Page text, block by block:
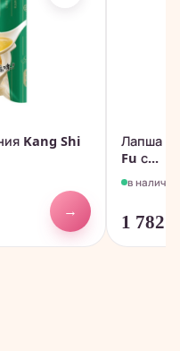
Kang Shi
→
Лапша
Fu с...
в наличии
1 782